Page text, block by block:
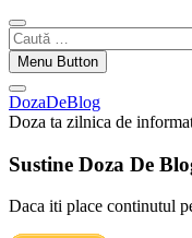
Caută
…Menu Button
DozaDeBlog
Doza ta zilnica de
Sustine Doza De
Daca iti place continutul